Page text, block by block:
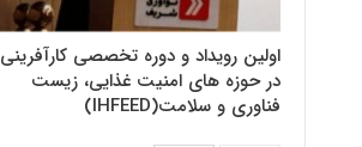
اولین رویداد و دوره تخصصی کارآفرینی
در حوزه های امنیت غذایی، زیست
فناوری و سلامت(IHFEED)